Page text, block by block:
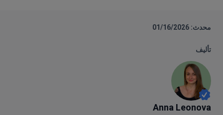
محدث: 01/16/2026
تأليف
Anna Leonova
Anna Leonova